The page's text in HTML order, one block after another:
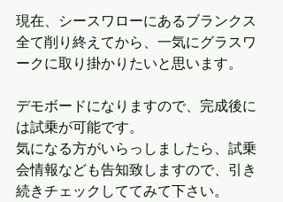
現在、シースワローにあるブランクス
全て削り終えてから、一気にグラスワ
ークに取り掛かりたいと思います。
デモボードになりますので、完成後に
は試乗が可能です。
気になる方がいらっしましたら、試乗
会情報なども告知致しますので、引き
続きチェックしててみて下さい。